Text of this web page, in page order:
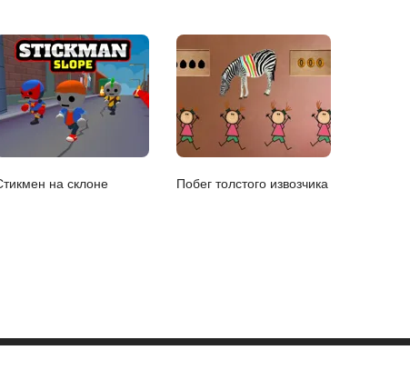
на склоне Побег толстого извозчика